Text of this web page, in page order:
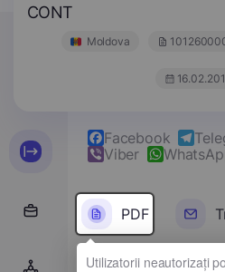
CONT
Moldova
Facebook
Viber
PDF